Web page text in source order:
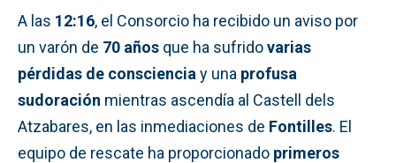
A las 12:16, el Consorcio ha recibido un aviso por
un varón de 70 años que ha sufridovarias
pérdidas de consciencia y una profusa
sudoración mientras ascendía al Castell dels
Atzabares, en las inmediaciones de Fontilles. El
equipo de rescate ha proporcionado primeros